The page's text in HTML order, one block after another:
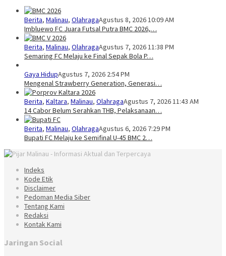
Berita, Malinau, OlahragaAgustus 8, 2026 10:09 AM
Imbluewo FC Juara Futsal Putra BMC 2026,…
Berita, Malinau, OlahragaAgustus 7, 2026 11:38 PM
Semaring FC Melaju ke Final Sepak Bola P…
Gaya HidupAgustus 7, 2026 2:54 PM
Mengenal Strawberry Generation, Generasi…
Berita, Kaltara, Malinau, OlahragaAgustus 7, 2026 11:43 AM
14 Cabor Belum Serahkan THB, Pelaksanaan…
Berita, Malinau, OlahragaAgustus 6, 2026 7:29 PM
Bupati FC Melaju ke Semifinal U-45 BMC 2…
Indeks
Kode Etik
Disclaimer
Pedoman Media Siber
Tentang Kami
Redaksi
Kontak Kami
Jaringan Social